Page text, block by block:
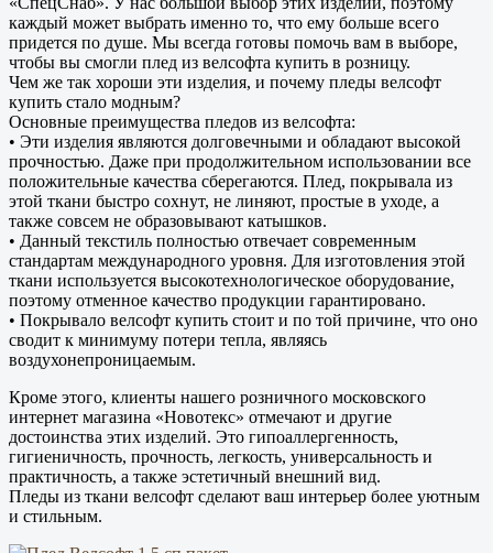
каждый может выбрать именно то, что ему больше всего
придется по душе. Мы всегда готовы помочь вам в выборе,
чтобы вы смогли плед из велсофта купить в розницу.
Чем же так хороши эти изделия, и почему пледы велсофт
купить стало модным?
Основные преимущества пледов из велсофта:
• Эти изделия являются долговечными и обладают высокой
прочностью. Даже при продолжительном использовании все
положительные качества сберегаются. Плед, покрывала из
этой ткани быстро сохнут, не линяют, простые в уходе, а
также совсем не образовывают катышков.
• Данный текстиль полностью отвечает современным
стандартам международного уровня. Для изготовления этой
ткани используется высокотехнологическое оборудование,
поэтому отменное качество продукции гарантировано.
• Покрывало велсофт купить стоит и по той причине, что оно
сводит к минимуму потери тепла, являясь
воздухонепроницаемым.
Кроме этого, клиенты нашего розничного московского
интернет магазина «Новотекс» отмечают и другие
достоинства этих изделий. Это гипоаллергенность,
гигиеничность, прочность, легкость, универсальность и
практичность, а также эстетичный внешний вид.
Пледы из ткани велсофт сделают ваш интерьер более уютным
и стильным.